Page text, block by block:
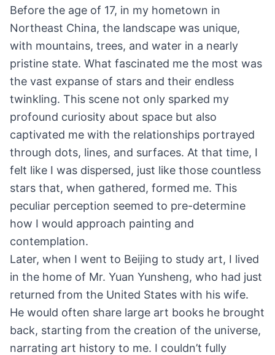
Before the age of 17, in my hometown in
Northeast China, the landscape was unique,
with mountains, trees, and water in a nearly
pristine state. What fascinated me the most was
the vast expanse of stars and their endless
twinkling. This scene not only sparked my
profound curiosity about space but also
captivated me with the relationships portrayed
through dots, lines, and surfaces. At that time, I
felt like I was dispersed, just like those countless
stars that, when gathered, formed me. This
peculiar perception seemed to pre-determine
how I would approach painting and
contemplation.
Later, when I went to Beijing to study art, I lived
in the home of Mr. Yuan Yunsheng, who had just
returned from the United States with his wife.
He would often share large art books he brought
back, starting from the creation of the universe,
narrating art history to me. I couldn’t fully